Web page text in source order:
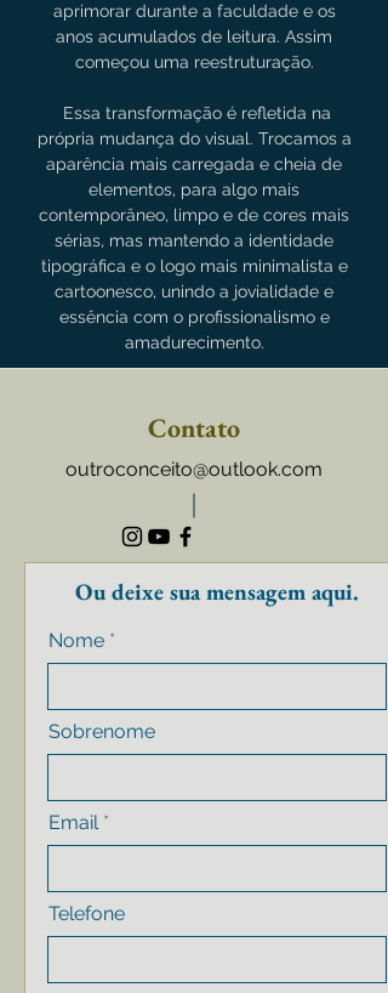
aprimorar durante a faculdade e os
anos acumulados de leitura. Assim
começou uma reestruturação.
Essa transformação é refletida na
própria mudança do visual. Trocamos a
aparência mais carregada e cheia de
elementos, para algo mais
contemporâneo, limpo e de cores mais
sérias, mas mantendo a identidade
tipográfica e o logo mais minimalista e
cartoonesco, unindo a jovialidade e
essência com o profissionalismo e
amadurecimento.
Contato
outroconceito@outlook.com
Ou deixe sua mensagem aqui.
Nome
Sobrenome
Email
Telefone